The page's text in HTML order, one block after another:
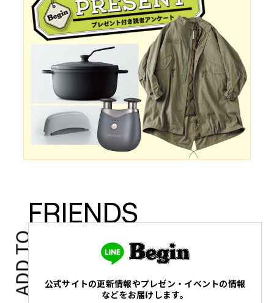
ADD TO
FRIENDS
公式サイトの更新情報やプレゼン・イベントの情報
などをお届けします。